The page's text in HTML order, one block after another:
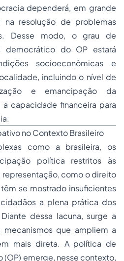
dependerá, em grande
resolução de problemas
Desse modo, o grau de
democrático do OP estará
socioeconômicas e
incluindo o nível de
e emancipação da
capacidade financeira para
no Contexto Brasileiro
como a brasileira, os
política restritos às
como o direito
se mostrado insuficientes
a plena prática dos
dessa lacuna, surge a
que ampliem a
mais direta. A política de
emerge, nesse contexto,